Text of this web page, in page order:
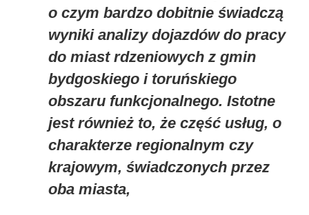
o czym bardzo dobitnie świadczą
wyniki analizy dojazdów do pracy
do miast rdzeniowych z gmin
bydgoskiego i toruńskiego
obszaru funkcjonalnego. Istotne
jest również to, że część usług, o
charakterze regionalnym czy
krajowym, świadczonych przez
oba miasta,